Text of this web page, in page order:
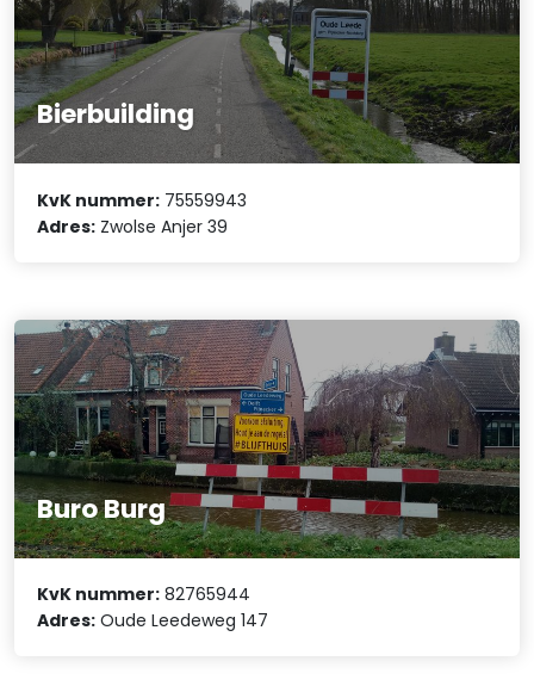
Bierbuilding
KvK nummer: 75559943
Adres: Zwolse Anjer 39
Buro Burg
KvK nummer: 82765944
Adres: Oude Leedeweg 147